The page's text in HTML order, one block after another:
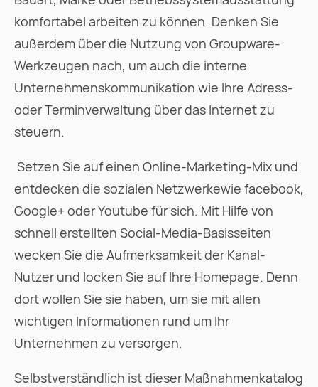
komfortabel arbeiten zu können. Denken Sie
außerdem über die Nutzung von Groupware-
Werkzeugen nach, um auch die interne
Unternehmenskommunikation wie Ihre Adress-
oder Terminverwaltung über das Internet zu
steuern.
 Setzen Sie auf einen Online-Marketing-Mix und
entdecken die sozialen Netzwerkewie facebook,
Google+ oder Youtube für sich. Mit Hilfe von
schnell erstellten Social-Media-Basisseiten
wecken Sie die Aufmerksamkeit der Kanal-
Nutzer und locken Sie auf Ihre Homepage. Denn
dort wollen Sie sie haben, um sie mit allen
wichtigen Informationen rund um Ihr
Unternehmen zu versorgen.
Selbstverständlich ist dieser Maßnahmenkatalog